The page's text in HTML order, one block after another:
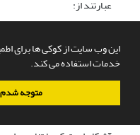
این وب سایت از کوکی ها برای
خدمات استفاده می کند.
متوجه شدم
عبارتند از:
· مکان و ساختمان
· قیمت‏های محصولات و
· نوع خدمات و محصولات و
· ارتقا و ارتباط کتابخانه